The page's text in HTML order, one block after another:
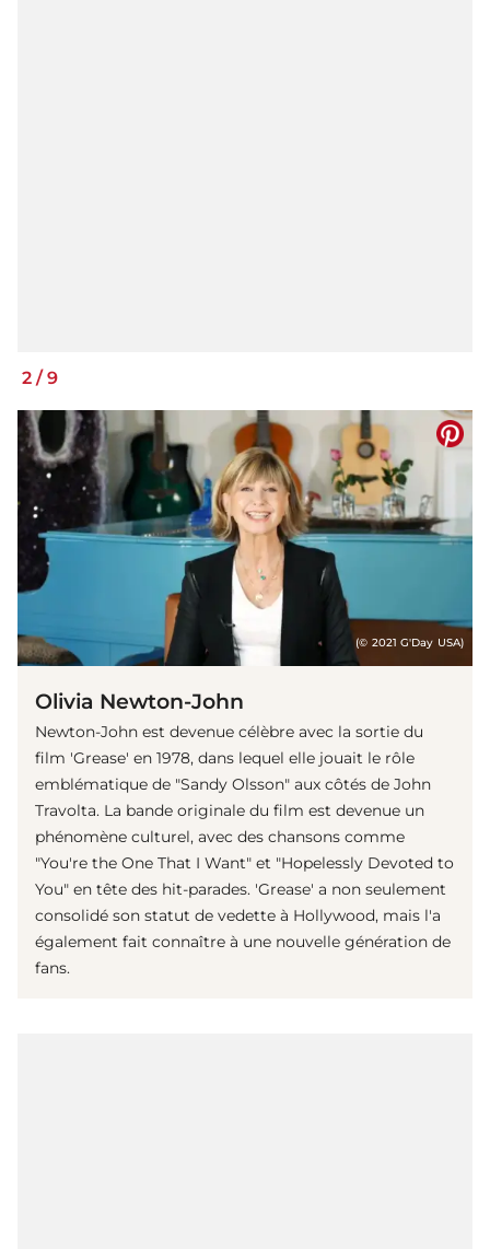
2 /9
(© 2021 G'Day USA)
Olivia Newton-John
Newton-John est devenue célèbre avec la sortie du
film 'Grease' en 1978, dans lequel elle jouait le rôle
emblématique de "Sandy Olsson" aux côtés de John
Travolta. La bande originale du film est devenue un
phénomène culturel, avec des chansons comme
"You're the One That I Want" et "Hopelessly Devoted to
You" en tête des hit-parades. 'Grease' a non seulement
consolidé son statut de vedette à Hollywood, mais l'a
également fait connaître à une nouvelle génération de
fans.